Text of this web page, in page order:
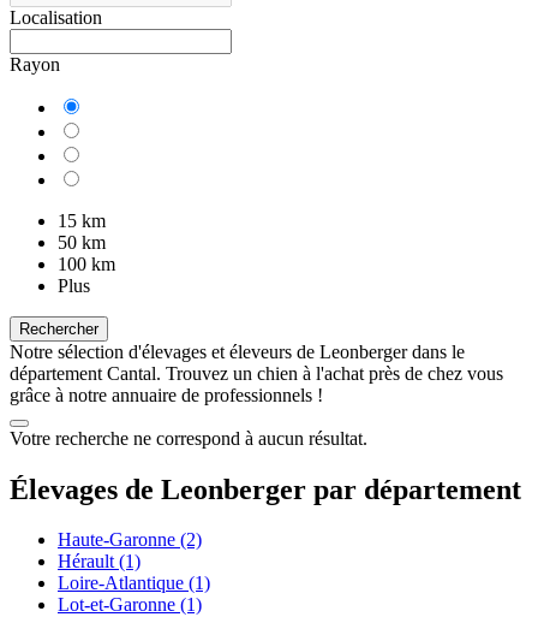
Localisation
Rayon
15 km
50 km
100 km
Plus
Rechercher
Notre sélection d'élevages et éleveurs de Leonberger dans le
département Cantal. Trouvez un chien à l'achat près de chez vous
grâce à notre annuaire de professionnels !
Votre recherche ne correspond à aucun résultat.
Élevages de Leonberger par département
Haute-Garonne (2)
Hérault(1)
Loire-Atlantique (1)
Lot-et-Garonne (1)